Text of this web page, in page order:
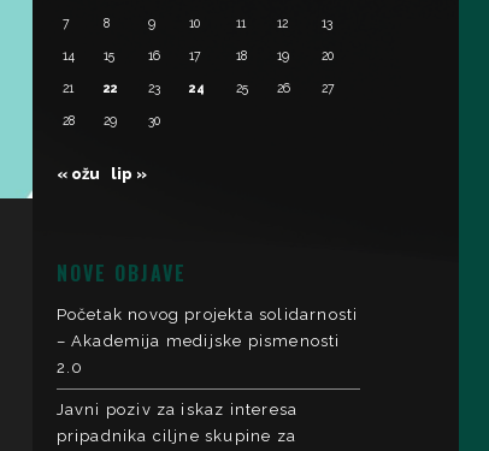
7 8 9 10 11 12 13
14 15 16 17 18 19 20
21 22 23 24 25 26 27
28 29 30
« ožu lip »
NOVE OBJAVE
Početak novog projekta solidarnosti
– Akademija medijske pismenosti
2.0
Javni poziv za iskaz interesa
pripadnika ciljne skupine za